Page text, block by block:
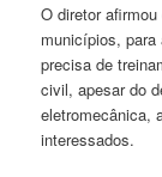
O diretor
municípios,
precisa de
civil, apesar do
eletromecânica,
interessados.